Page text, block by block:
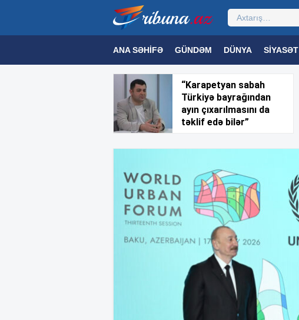
ANA SƏHIFƏ GÜNDƏM DÜNYA SIYASƏT
MƏDƏNIYYƏT MAQAZIN TEXNOLOGIYA
“Karapetyan sabah
Türkiyə bayrağından
ayın çıxarılmasını da
təklif edə bilər”